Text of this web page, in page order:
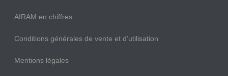
AIRAM en chiffres
Conditions générales de vente et d’utilisation
Mentions légales